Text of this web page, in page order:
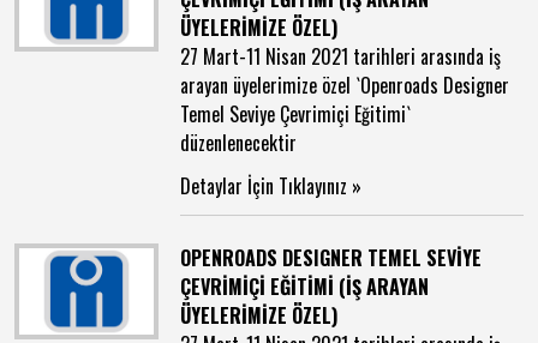
ÜYELERİMİZE ÖZEL)
27 Mart-11 Nisan 2021 tarihleri arasında iş
arayan üyelerimize özel `Openroads Designer
Temel Seviye Çevrimiçi Eğitimi`
düzenlenecektir
Detaylar İçin Tıklayınız »
OPENROADS DESIGNER TEMEL SEVİYE
ÇEVRİMİÇİ EĞİTİMİ (İŞ ARAYAN
ÜYELERİMİZE ÖZEL)